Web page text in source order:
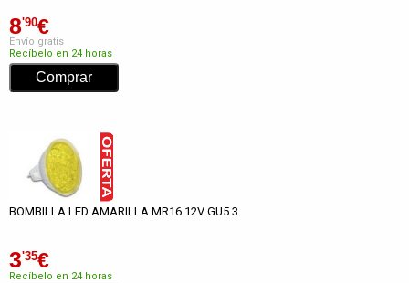
8'90€
Envío gratis
Recíbelo en 24 horas
BOMBILLA LED AMARILLA MR16 12V GU5.3
3'35€
Recíbelo en 24 horas